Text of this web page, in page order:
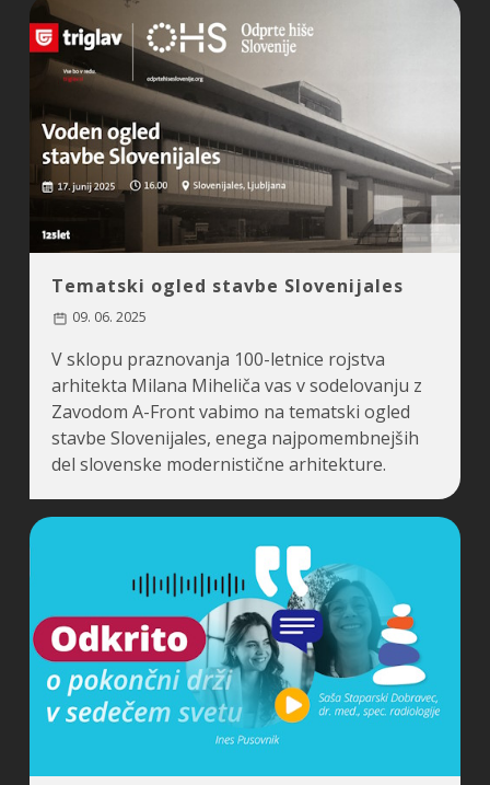
Tematski ogled stavbe Slovenijales
09. 06. 2025
V sklopu praznovanja 100-letnice rojstva
arhitekta Milana Miheliča vas v sodelovanju z
Zavodom A-Front vabimo na tematski ogled
stavbe Slovenijales, enega najpomembnejših
del slovenske modernistične arhitekture.